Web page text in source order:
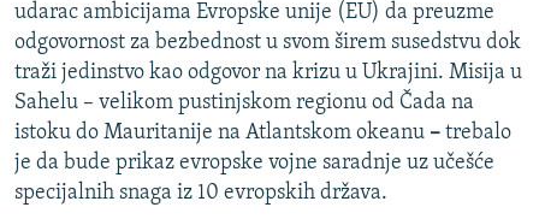
udarac ambicijama Evropske unije (EU) da preuzme
odgovornost za bezbednost u svom širem susedstvu dok
traži jedinstvo kao odgovor na krizu u Ukrajini. Misija u
Sahelu – velikom pustinjskom regionu od Čada na
istoku do Mauritanije na Atlantskom okeanu – trebalo
je da bude prikaz evropske vojne saradnje uz učešće
specijalnih snaga iz 10 evropskih država.